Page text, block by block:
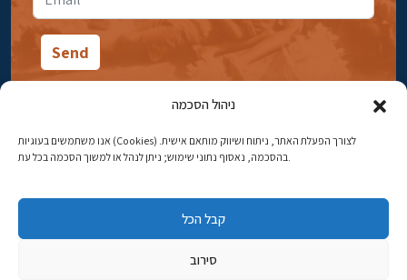
ניהול הסכמה
אנו משתמשים בעוגיות (Cookies) לצורך הפעלת האתר, ניתוח ושיווק מותאם אישית.
בהסכמה, נאסוף נתוני שימוש; ניתן לנהל או למשוך הסכמה בכל עת.
קבל הכל
סירוב
14 Ibn Gabirol Street, Rehavia, Jerusalem
najww2@ybz.org.il